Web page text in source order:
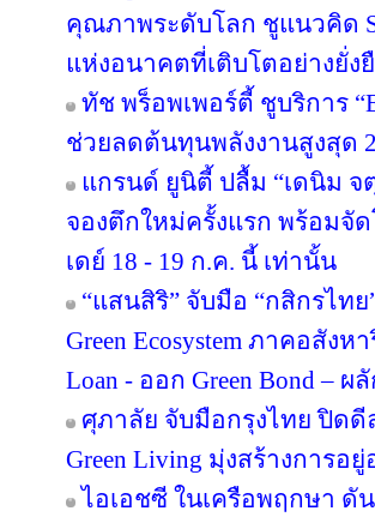
คุณภาพระดับโลก ชูแนวคิด
แห่งอนาคตที่เติบโตอย่างยั่ง
ทัช พร็อพเพอร์ตี้ ชูบริการ
ช่วยลดต้นทุนพลังงานสูงสุด
แกรนด์ ยูนิตี้ ปลื้ม “เดนิม จ
จองตึกใหม่ครั้งแรก พร้อมจัด
เดย์ 18 - 19 ก.ค. นี้ เท่านั้น
“แสนสิริ” จับมือ “กสิกรไท
Green Ecosystem ภาคอสัง
Loan - ออก Green Bond –
ศุภาลัย จับมือกรุงไทย ปิดดี
Green Living มุ่งสร้างการอ
ไอเอชซี ในเครือพฤกษา ดั